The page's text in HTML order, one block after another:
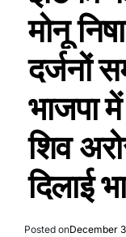
मोनू
दर्जनों
भाजपा
शिव
दिलाई
Posted onDecember